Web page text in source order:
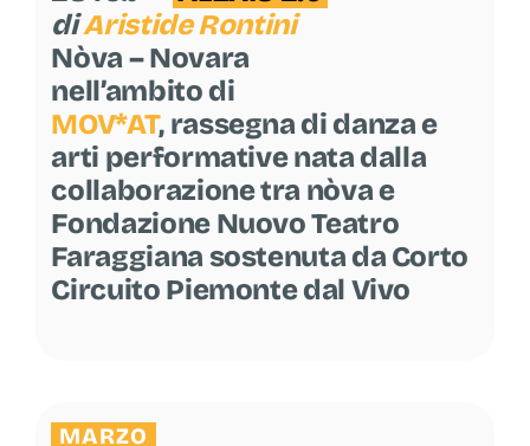
diAristide Rontini
Nòva – Novara
nell’ambito di
MOV*AT, rassegna di danza e
arti performative nata dalla
collaborazione tra nòva e
Fondazione Nuovo Teatro
Faraggiana sostenuta da Corto
Circuito Piemonte dal Vivo
MARZO